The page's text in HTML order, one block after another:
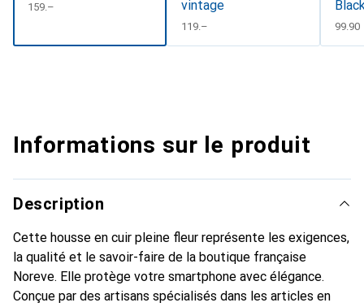
CHF
159.–
vintage
CHF
119.– CHF
99.90
Informations sur le produit
Description
Cette housse en cuir pleine fleur représente les exigences,
la qualité et le savoir-faire de la boutique française
Noreve. Elle protège votre smartphone avec élégance.
Conçue par des artisans spécialisés dans les articles en